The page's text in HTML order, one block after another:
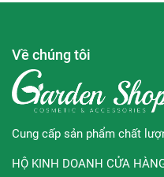
Bảo quản: Giữ sản
đông lạnh.
được sản xuất tại nhà
Về chúng tôi
Cung cấp sản phẩm chất
HỘ KINH DOANH CỬA